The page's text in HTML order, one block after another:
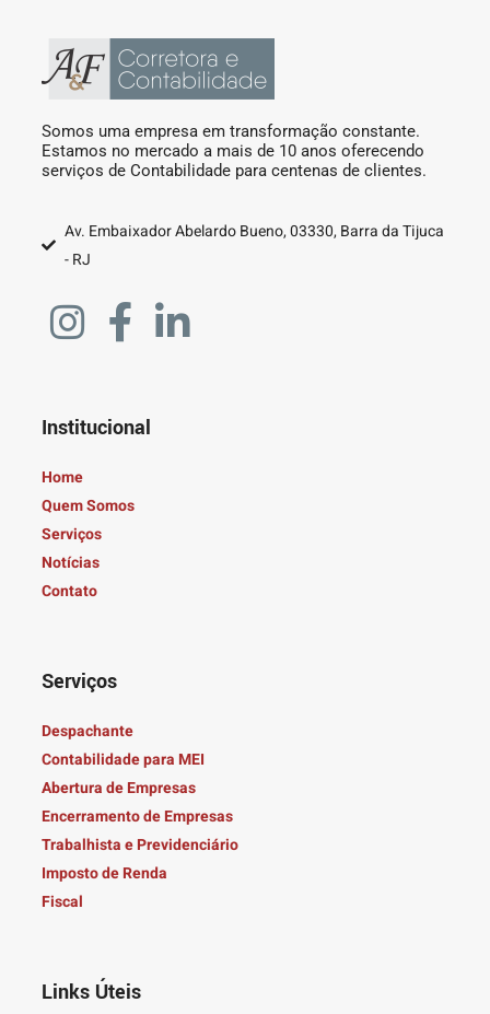
Somos uma empresa em transformação constante.
Estamos no mercado a mais de 10 anos oferecendo
serviços de Contabilidade para centenas de clientes.
Av. Embaixador Abelardo Bueno, 03330, Barra da Tijuca
- RJ
Institucional
Home
Quem Somos
Serviços
Notícias
Contato
Serviços
Despachante
Contabilidade para MEI
Abertura de Empresas
Encerramento de Empresas
Trabalhista e Previdenciário
Imposto de Renda
Fiscal
Links Úteis